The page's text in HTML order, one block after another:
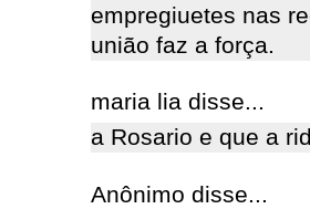
empregiuetes nas
união faz a força.
maria lia disse...
a Rosario e que a
Anônimo disse...